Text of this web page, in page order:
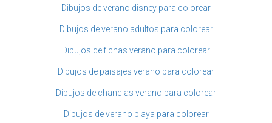
Dibujos de verano disney para colorear
Dibujos de verano adultos para colorear
Dibujos de fichas verano para colorear
Dibujos de paisajes verano para colorear
Dibujos de chanclas verano para colorear
Dibujos de verano playa para colorear